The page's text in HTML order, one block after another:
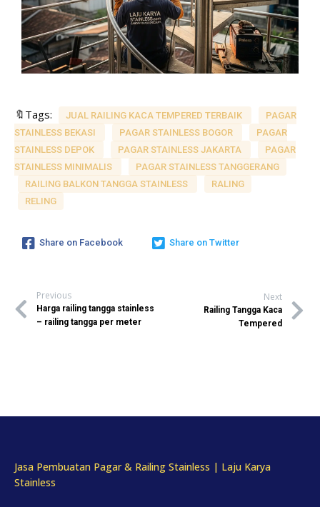
🔖Tags: JUAL RAILING KACA TEMPERED TERBAIK
PAGAR
STAINLESS BEKASI
PAGAR STAINLESS BOGOR
PAGAR
STAINLESS DEPOK
PAGAR STAINLESS JAKARTA
PAGAR
STAINLESS MINIMALIS
PAGAR STAINLESS TANGGERANG
RAILING BALKON TANGGA STAINLESS
RALING
RELING
Share on Facebook Share on Twitter
Previous
Harga railing tangga stainless
– railing tangga per meter
Next
Railing Tangga Kaca
Tempered
Jasa Pembuatan Pagar & Railing Stainless | Laju Karya
Stainless